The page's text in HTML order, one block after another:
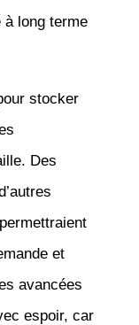
long terme
stocker
Des
et
avancées
espoir, car